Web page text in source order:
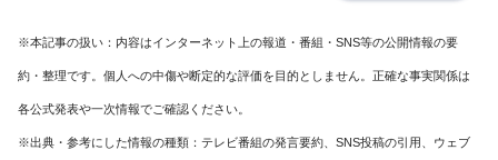
※本記事の扱い：内容はインターネット上の報道・番組・SNS等の公開情報の要
約・整理です。個人への中傷や断定的な評価を目的としません。正確な事実関係は
各公式発表や一次情報でご確認ください。
※出典・参考にした情報の種類：テレビ番組の発言要約、SNS投稿の引用、ウェブ